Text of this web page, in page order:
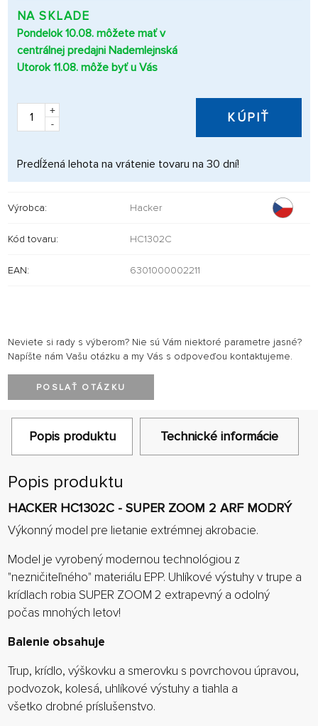
NA SKLADE
Pondelok 10.08. môžete mať v
centrálnej predajni Nademlejnská
Utorok 11.08. môže byť u Vás
+
-
KÚPIŤ
Predĺžená lehota na vrátenie tovaru na 30 dní!
Výrobca: Hacker
Kód tovaru: HC1302C
EAN: 6301000002211
Neviete si rady s výberom? Nie sú Vám niektoré parametre jasné?
Napíšte nám Vašu otázku a my Vás s odpoveďou kontaktujeme.
POSLAŤ OTÁZKU
Popis produktu Technické informácie
Popis produktu
HACKER HC1302C - SUPER ZOOM 2 ARF MODRÝ
Výkonný model pre lietanie extrémnej akrobacie.
Model je vyrobený modernou technológiou z
"nezničiteľného" materiálu EPP. Uhlíkové výstuhy v trupe a
krídlach robia SUPER ZOOM 2 extrapevný a odolný
počas mnohých letov!
Balenie obsahuje
Trup, krídlo, výškovku a smerovku s povrchovou úpravou,
podvozok, kolesá, uhlíkové výstuhy a tiahla a
všetko drobné príslušenstvo.